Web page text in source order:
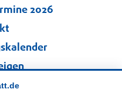
2026